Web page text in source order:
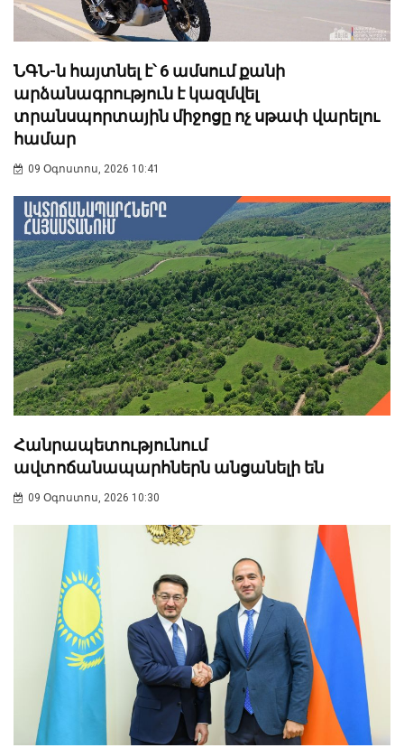
ՆԳՆ-ն հայտնել է՝ 6 ամսում քանի
արձանագրություն է կազմվել
տրանսպորտային միջոցը ոչ սթափ վարելու
համար
09 Օգոստոս, 2026 10:41
Հանրապետությունում
ավտոճանապարհներն անցանելի են
09 Օգոստոս, 2026 10:30